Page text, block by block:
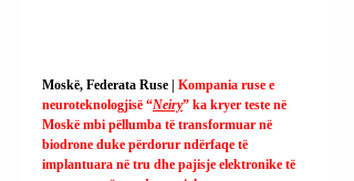
Moskë, Federata Ruse | Kompania ruse e
neuroteknologjisë “Neiry” ka kryer teste në
Moskë mbi pëllumba të transformuar në
biodrone duke përdorur ndërfaqe të
implantuara në tru dhe pajisje elektronike të